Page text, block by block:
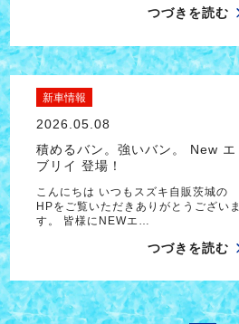
つづきを読む
新車情報
2026.05.08
積めるバン。強いバン。 New エ
ブリイ 登場！
こんにちは いつもスズキ自販茨城の
HPをご覧いただきありがとうございま
す。 皆様にNEWエ…
つづきを読む